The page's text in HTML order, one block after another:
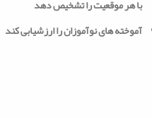
با هر موقعیت را تشخیص دهد
آموخته های نوآموزان را ارزشیابی کند